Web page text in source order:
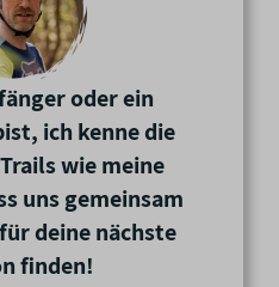
oder ein
ich kenne die
wie meine
uns gemeinsam
deine nächste
finden!